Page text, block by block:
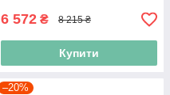
6 572 ₴ 8 215 ₴
Купити
–20%